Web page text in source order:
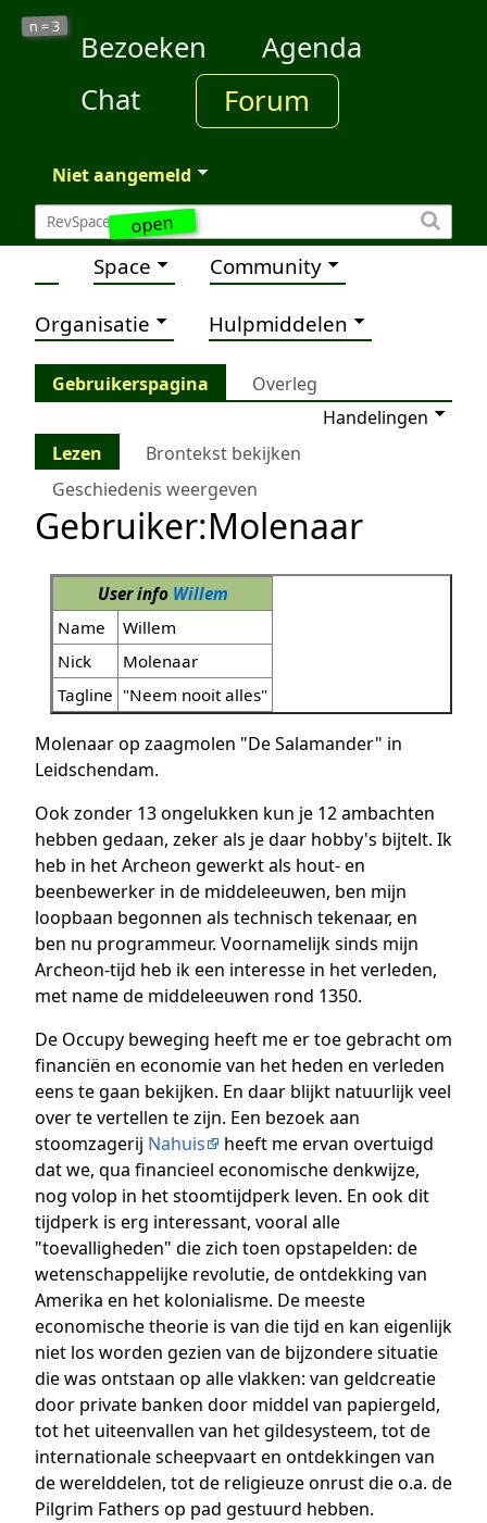
open
n =3
Bezoeken
Agenda
Chat
Forum
Niet aangemeld
Space Community
Organisatie Hulpmiddelen
Gebruikerspagina
Overleg
Handelingen
Lezen
Brontekst bekijken
Geschiedenis weergeven
Gebruiker:Molenaar
User info Willem
Name
Willem
Nick
Molenaar
Tagline "Neem nooit alles"
Molenaar op zaagmolen "De Salamander" in
Leidschendam.
Ook zonder 13 ongelukken kun je 12 ambachten
hebben gedaan, zeker als je daar hobby's bijtelt. Ik
heb in het Archeon gewerkt als hout- en
beenbewerker in de middeleeuwen, ben mijn
loopbaan begonnen als technisch tekenaar, en
ben nu programmeur. Voornamelijk sinds mijn
Archeon-tijd heb ik een interesse in het verleden,
met name de middeleeuwen rond 1350.
De Occupy beweging heeft me er toe gebracht om
financiën en economie van het heden en verleden
eens te gaan bekijken. En daar blijkt natuurlijk veel
over te vertellen te zijn. Een bezoek aan
stoomzagerij Nahuis
heeft me ervan overtuigd
dat we, qua financieel economische denkwijze,
nog volop in het stoomtijdperk leven. En ook dit
tijdperk is erg interessant, vooral alle
"toevalligheden" die zich toen opstapelden: de
wetenschappelijke revolutie, de ontdekking van
Amerika en het kolonialisme. De meeste
economische theorie is van die tijd en kan eigenlijk
niet los worden gezien van de bijzondere situatie
die was ontstaan op alle vlakken: van geldcreatie
door private banken door middel van papiergeld,
tot het uiteenvallen van het gildesysteem, tot de
internationale scheepvaart en ontdekkingen van
de werelddelen, tot de religieuze onrust die o.a. de
Pilgrim Fathers op pad gestuurd hebben.